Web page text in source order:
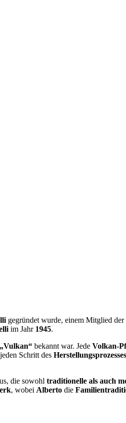
gegründet wurde, einem Mitglied der
im Jahr 1945.
„Vulkan“ bekannt war. Jede Volkan-
Schritt des Herstellungsprozesses
die sowohl traditionelle als auch
, wobei Alberto die